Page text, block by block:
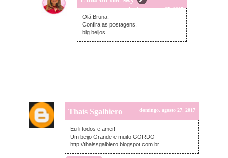
domingo, agosto 27, 2017
Olá Bruna,
Confira as postagens.
big beijos
Thaís Sgalbiero domingo, agosto 27, 2017
Eu li todos e amei!
Um beijo Grande e muito GORDO
http://thaissgalbiero.blogspot.com.br